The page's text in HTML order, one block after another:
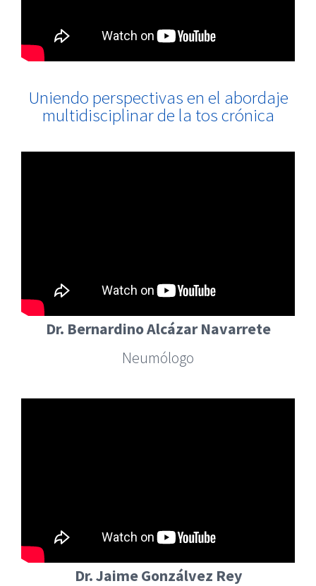
Uniendo perspectivas en el abordaje
multidisciplinar de la tos crónica
Dr. Bernardino Alcázar Navarrete
Neumólogo
Dr. Jaime Gonzálvez Rey